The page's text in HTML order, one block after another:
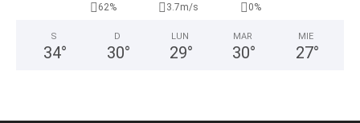
62% 3.7m/s 0%
S
34°
D
30°
LUN
29°
MAR
30°
MIE
27°